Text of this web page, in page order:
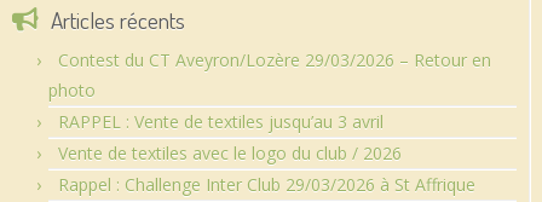
Articles récents
Contest du CT Aveyron/Lozère 29/03/2026 – Retour en
photo
RAPPEL : Vente de textiles jusqu’au 3 avril
Vente de textiles avec le logo du club / 2026
Rappel : Challenge Inter Club 29/03/2026 à St Affrique